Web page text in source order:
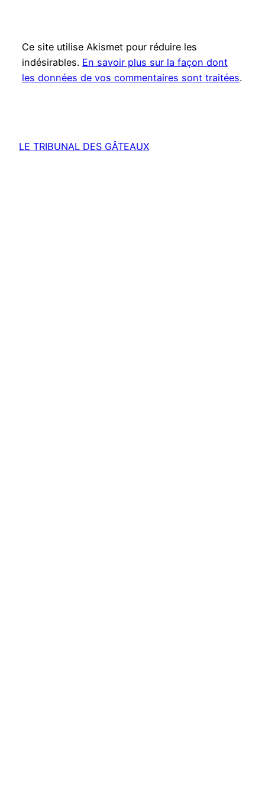
Ce site utilise Akismet pour réduire les
indésirables. En savoir plus sur la façon dont
les données de vos commentaires sont traitées.
LE TRIBUNAL DES GÂTEAUX